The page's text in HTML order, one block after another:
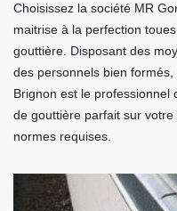
Choisissez la société MR
maitrise à la perfection
gouttière. Disposant des
des personnels bien
Brignon est le professionnel
de gouttière parfait sur
normes requises.